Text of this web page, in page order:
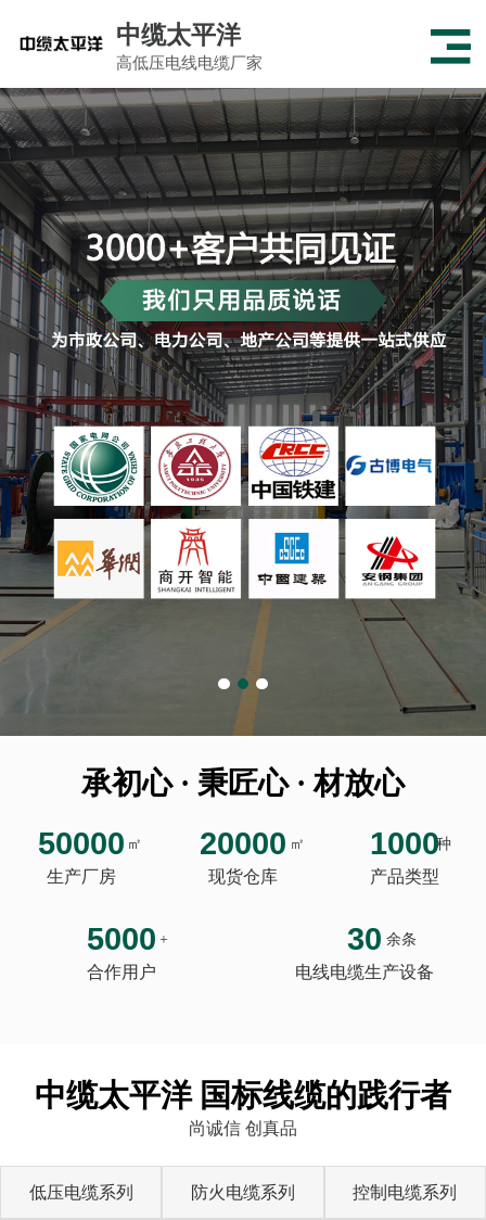
中缆太平洋
高低压电线电缆厂家
承初心 · 秉匠心 · 材放心
50000 ㎡
生产厂房
20000 ㎡
现货仓库
1000种
产品类型
5000 +
合作用户
30 余条
电线电缆生产设备
中缆太平洋 国标线缆的践行者
尚诚信 创真品
低压电缆系列 防火电缆系列 控制电缆系列